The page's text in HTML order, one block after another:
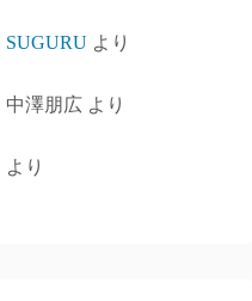
SUGURU より
中澤朋広 より
より